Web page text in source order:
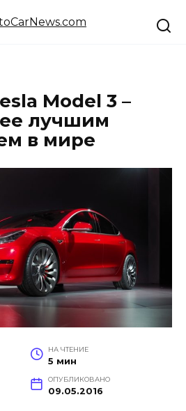
Model 3 –
лучшим
в мире
НА ЧТЕНИЕ
5 мин
ОПУБЛИКОВАНО
09.05.2016